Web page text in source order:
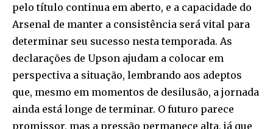
pelo título continua em aberto, e a capacidade do
Arsenal de manter a consistência será vital para
determinar seu sucesso nesta temporada. As
declarações de Upson ajudam a colocar em
perspectiva a situação, lembrando aos adeptos
que, mesmo em momentos de desilusão, a jornada
ainda está longe de terminar. O futuro parece
promissor, mas a pressão permanece alta, já que